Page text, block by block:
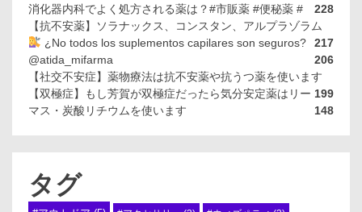
消化器内科でよく処方される薬は？#市販薬 #便秘薬 #
228
【抗不安薬】ソラナックス、コンスタン、アルプラゾラム
217
¿No todos los suplementos capilares son seguros?
@atida_mifarma
206
【社交不安症】薬物療法は抗不安薬や抗うつ薬を使います
199
【双極症】もし芳賀が双極症だったら気分安定薬はリー
マス・炭酸リチウムを使います
148
タグ